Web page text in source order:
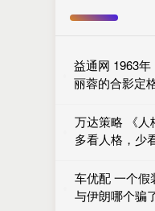
益通网 1963
丽蓉的合影定
万达策略 《人
多看人格，少
车优配 一个假
与伊朗哪个骗